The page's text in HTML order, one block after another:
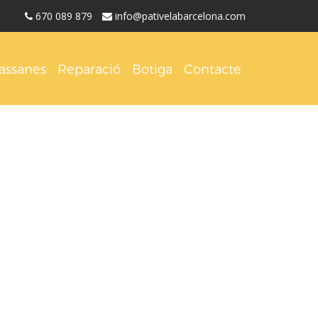
670 089 879 info@pativelabarcelona.com
Reparació Botiga Contacte